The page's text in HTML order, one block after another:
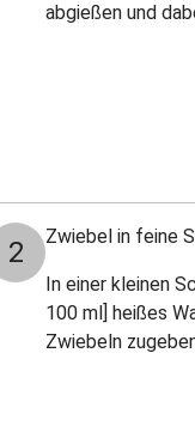
abgießen und
2 Zwiebel in feine
In einer kleinen
100 ml] heißes
Zwiebeln